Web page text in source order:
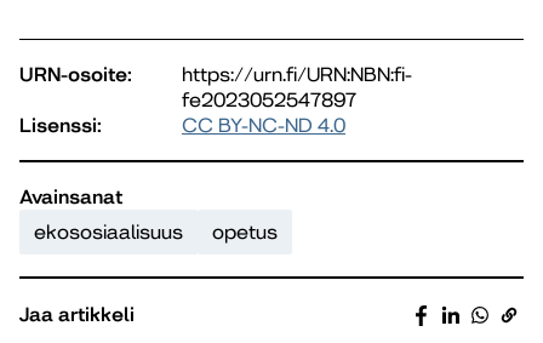
URN-osoite:
https://urn.fi/URN:NBN:fi-
fe2023052547897
Lisenssi:
CC BY-NC-ND 4.0
Avainsanat
ekososiaalisuus
opetus
Jaa artikkeli